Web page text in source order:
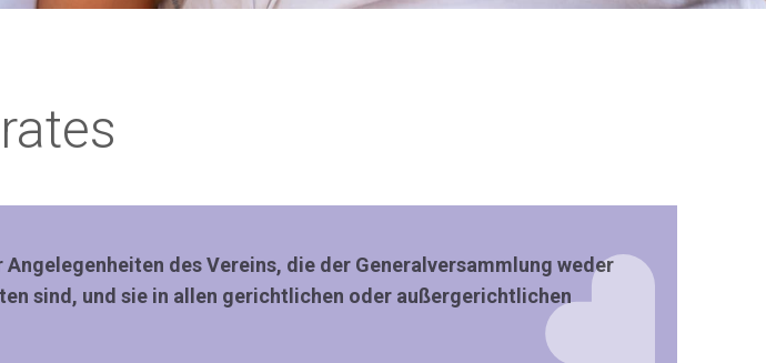
des Vereins, die der Generalversammlung weder
sind, und sie in allen gerichtlichen oder außergerichtlichen